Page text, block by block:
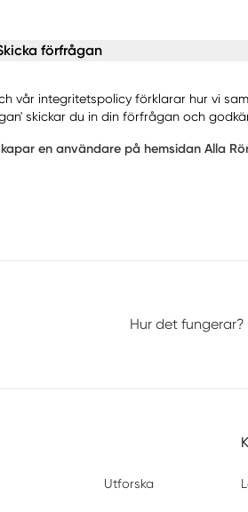
förfrågan
vår integritetspolicy förklarar hur vi
skickar du in din förfrågan och
en användare på hemsidan Alla
Hur det fungerar?
Utforska